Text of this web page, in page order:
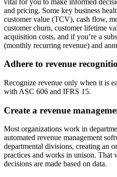
and pricing. Some key business
customer value (TCV), cash flow,
customer churn, customer lifetime
acquisition costs, and if you’re a
(monthly recurring revenue) and
Adhere to revenue
Recognize revenue only when it is
with ASC 606 and IFRS 15.
Create a revenue
Most organizations work in
automated revenue management
departmental divisions, creating an
practices and works in unison. That
decisions are made based on data.